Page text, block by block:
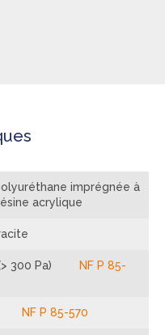
imprégnée à
acrylique
300 Pa)
NF P 85-
NF P 85-570